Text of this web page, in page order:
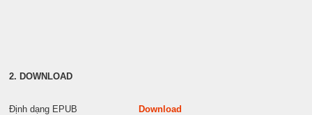
2. DOWNLOAD
Định dạng EPUB Download